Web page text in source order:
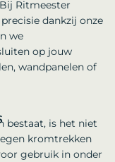
Ritmeester
dankzij onze
we
op jouw
wandpanelen of
bestaat, is het niet
kromtrekken
gebruik in onder